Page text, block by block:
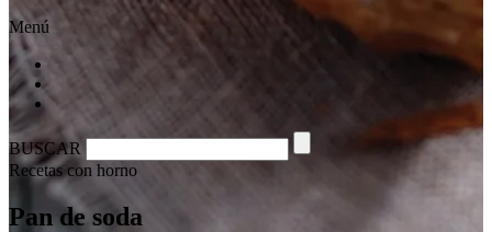
Menú
BUSCAR
Recetas con horno
Pan de soda